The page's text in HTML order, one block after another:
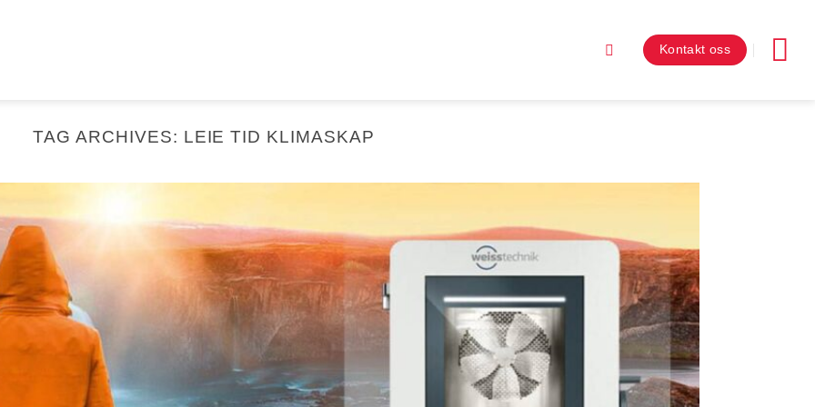
Kontakt oss
TAG ARCHIVES: LEIE TID KLIMASKAP